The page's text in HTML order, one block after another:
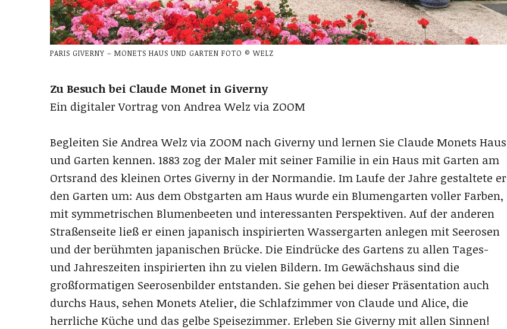
PARIS GIVERNY – MONETS HAUS UND GARTEN FOTO © WELZ
Zu Besuch bei Claude Monet in Giverny
Ein digitaler Vortrag von Andrea Welz via ZOOM
Begleiten Sie Andrea Welz via ZOOM nach Giverny und lernen Sie Claude Monets Haus
und Garten kennen. 1883 zog der Maler mit seiner Familie in ein Haus mit Garten am
Ortsrand des kleinen Ortes Giverny in der Normandie. Im Laufe der Jahre gestaltete er
den Garten um: Aus dem Obstgarten am Haus wurde ein Blumengarten voller Farben,
mit symmetrischen Blumenbeeten und interessanten Perspektiven. Auf der anderen
Straßenseite ließ er einen japanisch inspirierten Wassergarten anlegen mit Seerosen
und der berühmten japanischen Brücke. Die Eindrücke des Gartens zu allen Tages-
und Jahreszeiten inspirierten ihn zu vielen Bildern. Im Gewächshaus sind die
großformatigen Seerosenbilder entstanden. Sie gehen bei dieser Präsentation auch
durchs Haus, sehen Monets Atelier, die Schlafzimmer von Claude und Alice, die
herrliche Küche und das gelbe Speisezimmer. Erleben Sie Giverny mit allen Sinnen!